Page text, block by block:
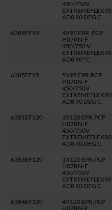
450/750V
EXTREMEFLEX90
AD8 90 DEG C
6384EF95
4X95 EPR, PCP
H07RN-F
450/750 V
EXTREMEFLEX90
AD8 90 °C
6385EF95
5X95 EPR,PCP
H07RN-F
450/750V
EXTREMEFLEX90
AD8 90 DEG C
6381EF120
1X120 EPR,PCP
H07RN-F
450/750V
EXTREMEFLEX90
AD8 90 DEG C
6383EF120
3X120 EPR,PCP
H07RN-F
450/750V
EXTREMEFLEX90
AD8 90 DEG C
6384EF120
4X120 EPR,PCP
H07RN-F